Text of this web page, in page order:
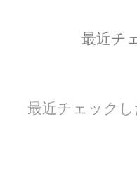
最近チ
最近チェック